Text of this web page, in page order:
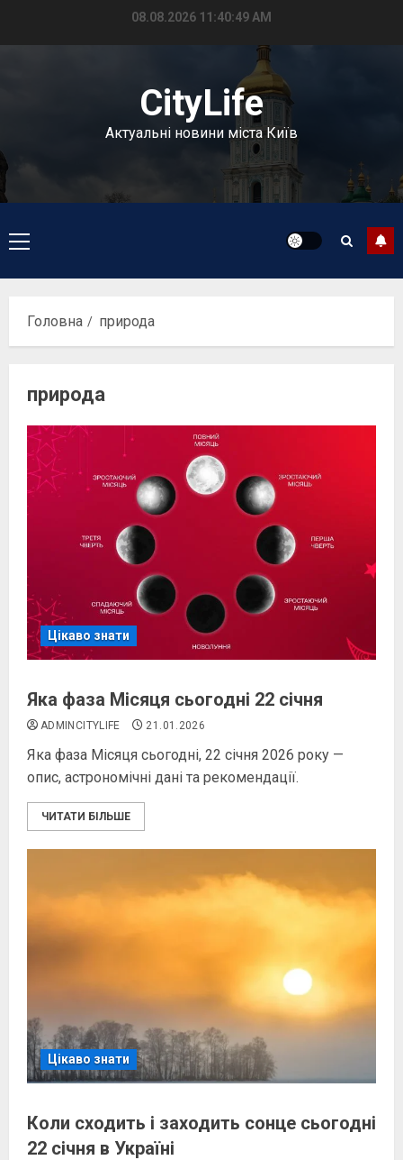
08.08.2026 11:40:49 AM
CityLife
Актуальні новини міста Київ
Головне
меню
Головна природа
природа
Цікаво знати
Яка фаза Місяця сьогодні 22 січня
ADMINCITYLIFE 21.01.2026
Яка фаза Місяця сьогодні, 22 січня 2026 року —
опис, астрономічні дані та рекомендації.
ЧИТАТИ БІЛЬШЕ
Цікаво знати
Коли сходить і заходить сонце сьогодні
22 січня в Україні